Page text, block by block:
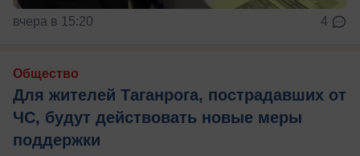
вчера в 15:20 4
Общество
Для жителей Таганрога, пострадавших от
ЧС, будут действовать новые меры
поддержки